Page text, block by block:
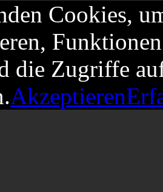
Cookies,
die Zugriffe
Akzeptieren